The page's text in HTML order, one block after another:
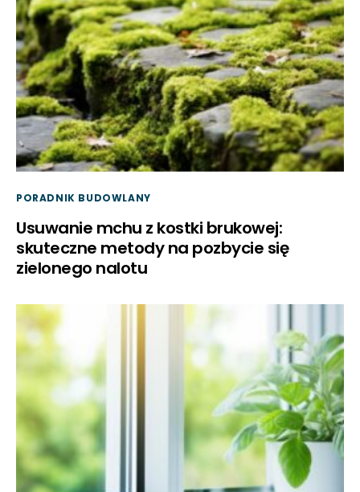
PORADNIK BUDOWLANY
Usuwanie mchu z kostki brukowej:
skuteczne metody na pozbycie się
zielonego nalotu